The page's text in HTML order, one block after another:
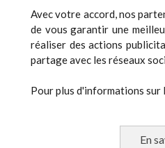
Avec votre accord, nos
de vous garantir une
réaliser des actions
partage avec les réseaux
Pour plus d'informations sur
En